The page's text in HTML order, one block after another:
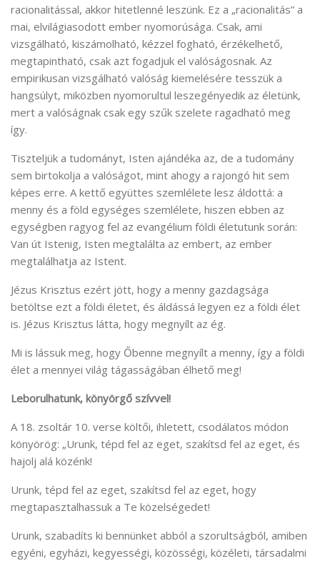
racionalitással, akkor hitetlenné leszünk. Ez a „racionalitás” a
mai, elvilágiasodott ember nyomorúsága. Csak, ami
vizsgálható, kiszámolható, kézzel fogható, érzékelhető,
megtapintható, csak azt fogadjuk el valóságosnak. Az
empirikusan vizsgálható valóság kiemelésére tesszük a
hangsúlyt, miközben nyomorultul leszegényedik az életünk,
mert a valóságnak csak egy szűk szelete ragadható meg
így.
Tiszteljük a tudományt, Isten ajándéka az, de a tudomány
sem birtokolja a valóságot, mint ahogy a rajongó hit sem
képes erre. A kettő együttes szemlélete lesz áldottá: a
menny és a föld egységes szemlélete, hiszen ebben az
egységben ragyog fel az evangélium földi életutunk során:
Van út Istenig, Isten megtalálta az embert, az ember
megtalálhatja az Istent.
Jézus Krisztus ezért jött, hogy a menny gazdagsága
betöltse ezt a földi életet, és áldássá legyen ez a földi élet
is. Jézus Krisztus látta, hogy megnyílt az ég.
Mi is lássuk meg, hogy Őbenne megnyílt a menny, így a földi
élet a mennyei világ tágasságában élhető meg!
Leborulhatunk, könyörgő szívvel!
A 18. zsoltár 10. verse költői, ihletett, csodálatos módon
könyörög: „Urunk, tépd fel az eget, szakítsd fel az eget, és
hajolj alá közénk!
Urunk, tépd fel az eget, szakítsd fel az eget, hogy
megtapasztalhassuk a Te közelségedet!
Urunk, szabadíts ki bennünket abból a szorultságból, amiben
egyéni, egyházi, kegyességi, közösségi, közéleti, társadalmi